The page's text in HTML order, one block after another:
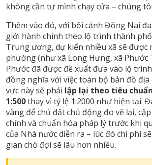
không cần tự mình chạy cửa – chúng
Thêm vào đó, với bối cảnh Đồng Nai
giới hành chính theo lộ trình thành
Trung ương, dự kiến nhiều xã sẽ được
phường (như xã Long Hưng, xã Phước
Phước đã được đề xuất đưa vào lộ
đồng nghĩa với việc toàn bộ bản đồ địa
vực này sẽ phải lập lại theo tiêu
1:500thay vì tỷ lệ 1:2000 như hiện tại.
vàng để chủ đất chủ động đo vẽ lại,
chính và chuẩn hóa pháp lý trước khi
của Nhà nước diễn ra – lúc đó chi phí
gian chờ đợi sẽ lâu hơn nhiều.